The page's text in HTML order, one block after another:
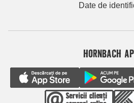
Date de
HORNBACH